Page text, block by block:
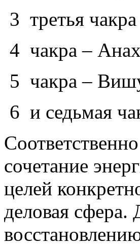
3 третья
4 чакра –
5 чакра –
6 и седьмая
сочетание
целей
деловая